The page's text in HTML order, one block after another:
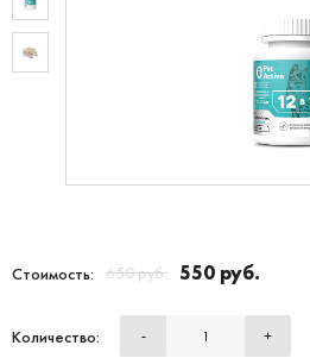
Стоимость: 650 руб. 550 руб.
Количество: - +